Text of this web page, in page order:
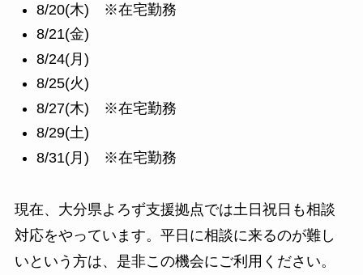
8/20(木) ※在宅勤務
8/21(金)
8/24(月)
8/25(火)
8/27(木) ※在宅勤務
8/29(土)
8/31(月) ※在宅勤務
現在、大分県よろず支援拠点では土日祝日も相談
対応をやっています。平日に相談に来るのが難し
いという方は、是非この機会にご利用ください。